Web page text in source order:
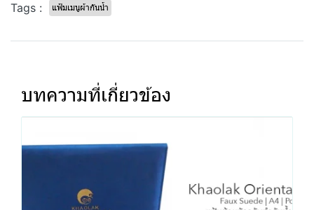
Tags : แฟ้มเมนูผ้ากันน้ำ
บทความที่เกี่ยวข้อง